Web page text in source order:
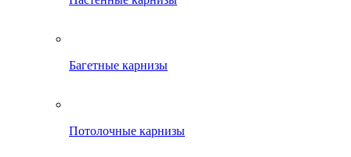
Багетные карнизы
Потолочные карнизы